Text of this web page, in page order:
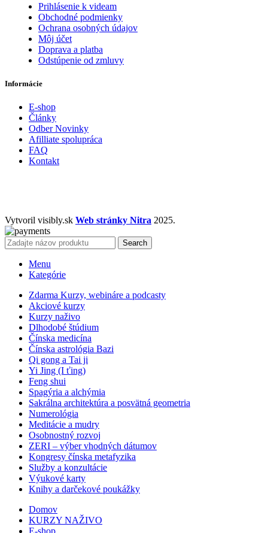
Prihlásenie k videam
Obchodné podmienky
Ochrana osobných údajov
Môj účet
Doprava a platba
Odstúpenie od zmluvy
Informácie
E-shop
Články
Odber Novinky
Afilliate spolupráca
FAQ
Kontakt
Vytvoril visibly.sk Web stránky Nitra 2025.
Search
Menu
Kategórie
Zdarma Kurzy, webináre a podcasty
Akciové kurzy
Kurzy naživo
Dlhodobé štúdium
Čínska medicína
Čínska astrológia Bazi
Qi gong a Tai ji
Yi Jing (I ťing)
Feng shui
Spagýria a alchýmia
Sakrálna architektúra a posvätná geometria
Numerológia
Meditácie a mudry
Osobnostný rozvoj
ZERI – výber vhodných dátumov
Kongresy čínska metafyzika
Služby a konzultácie
Výukové karty
Knihy a darčekové poukážky
Domov
KURZY NAŽIVO
E-shop